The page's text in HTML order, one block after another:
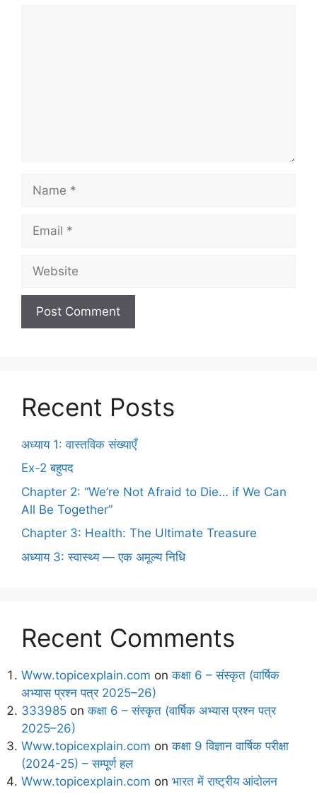
Recent Posts
अध्याय 1: वास्तविक संख्याएँ
Ex-2 बहुपद
Chapter 2: “We’re Not Afraid to Die… if We Can
All Be Together”
Chapter 3: Health: The Ultimate Treasure
अध्याय 3: स्वास्थ्य — एक अमूल्य निधि
Recent Comments
Www.topicexplain.com onकक्षा 6 – संस्कृत (वार्षिक
अभ्यास प्रश्न पत्र 2025–26)
333985 onकक्षा 6 – संस्कृत (वार्षिक अभ्यास प्रश्न पत्र
2025–26)
Www.topicexplain.com onकक्षा 9 विज्ञान वार्षिक परीक्षा
(2024-25) – सम्पूर्ण हल
Www.topicexplain.com on भारत में राष्ट्रीय आंदोलन